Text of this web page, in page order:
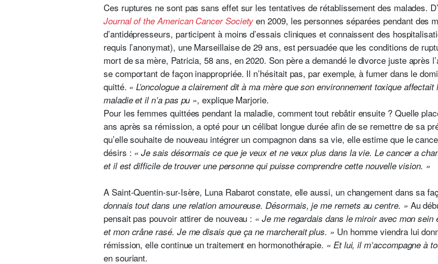
Ces ruptures ne sont pas sans effet sur les tentatives de rétablissement des malades.
Journal of the American Cancer Society en 2009, les personnes séparées pendant des
d’antidépresseurs, participent à moins d’essais cliniques et connaissent des
requis l’anonymat), une Marseillaise de 29 ans, est persuadée que les conditions de
mort de sa mère, Patricia, 58 ans, en 2020. Son père a demandé le divorce juste après
se comportant de façon inappropriée. Il n’hésitait pas, par exemple, à fumer dans le
quitté. « L’oncologue a clairement dit à ma mère que son environnement toxique
maladie et il n’a pas pu », explique Marjorie.
Pour les femmes quittées pendant la maladie, comment tout rebâtir ensuite ? Quelle
ans après sa rémission, a opté pour un célibat longue durée afin de se remettre de sa
qu’elle souhaite de nouveau intégrer un compagnon dans sa vie, elle estime que le
désirs : « Je sais désormais ce que je veux et ne veux plus dans la vie. Le cancer a
et il est difficile de trouver une personne qui puisse comprendre cette nouvelle vision. »
A Saint-Quentin-sur-Isère, Luna Rabarot constate, elle aussi, un changement dans sa
donnais tout dans une relation amoureuse. Désormais, je me remets au centre. » Au
pensait pas pouvoir attirer de nouveau : « Je me regardais dans le miroir avec mon
et mon crâne rasé. Je me disais que ça ne marcherait plus. » Un homme viendra lui
rémission, elle continue un traitement en hormonothérapie. « Et lui, il m’accompagne à
en souriant.